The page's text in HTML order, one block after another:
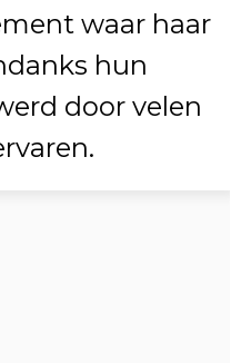
waar haar
hun
door velen